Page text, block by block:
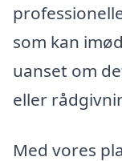
som kan
uanset om
eller
Med vores